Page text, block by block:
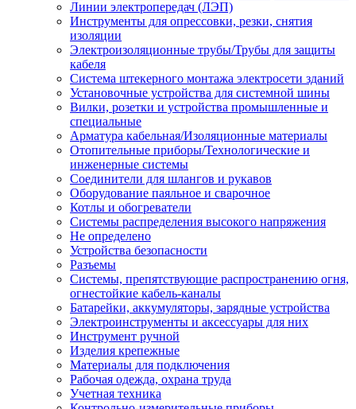
Линии электропередач (ЛЭП)
Инструменты для опрессовки, резки, снятия
изоляции
Электроизоляционные трубы/Трубы для защиты
кабеля
Система штекерного монтажа электросети зданий
Установочные устройства для системной шины
Вилки, розетки и устройства промышленные и
специальные
Арматура кабельная/Изоляционные материалы
Отопительные приборы/Технологические и
инженерные системы
Соединители для шлангов и рукавов
Оборудование паяльное и сварочное
Котлы и обогреватели
Системы распределения высокого напряжения
Не определено
Устройства безопасности
Разъемы
Системы, препятствующие распространению огня,
огнестойкие кабель-каналы
Батарейки, аккумуляторы, зарядные устройства
Электроинструменты и аксессуары для них
Инструмент ручной
Изделия крепежные
Материалы для подключения
Рабочая одежда, охрана труда
Учетная техника